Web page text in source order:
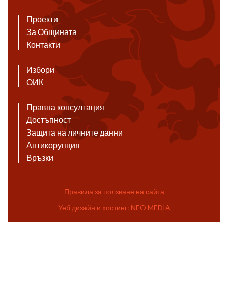
Проекти
За Общината
Контакти
Избори
ОИК
Правна консултация
Достъпност
Защита на личните данни
Антикорупция
Връзки
Правила за ползване на сайта
Уеб дизайн и хостинг: NEO MEDIA